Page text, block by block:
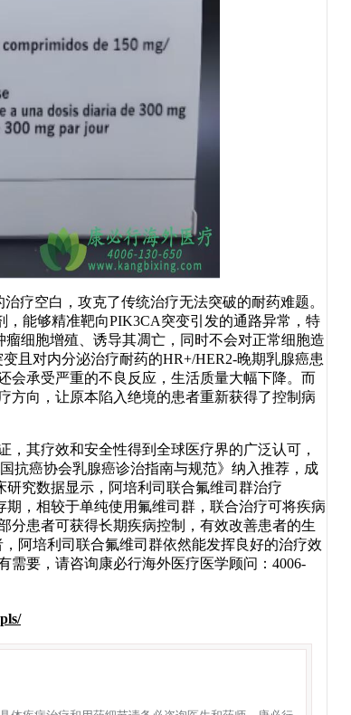
疗空白，攻克了传统治疗无法突破的耐药难题。
能够精准靶向PIK3CA突变引发的通路异常，特
细胞增殖、诱导其凋亡，同时不会对正常细胞造
且对内分泌治疗耐药的HR+/HER2-晚期乳腺癌患
会承受严重的不良反应，生活质量大幅下降。而
方向，让原本陷入绝境的患者重新获得了控制病
其疗效和安全性得到全球医疗界的广泛认可，
抗癌协会乳腺癌诊治指南与规范》纳入推荐，成
究数据显示，阿培利司联合氟维司群治疗
，相较于单纯使用氟维司群，联合治疗可将疾病
分患者可获得长期疾病控制，有效改善患者的生
阿培利司联合氟维司群依然能发挥良好的治疗效
需要，请咨询康必行海外医疗医学顾问：4006-